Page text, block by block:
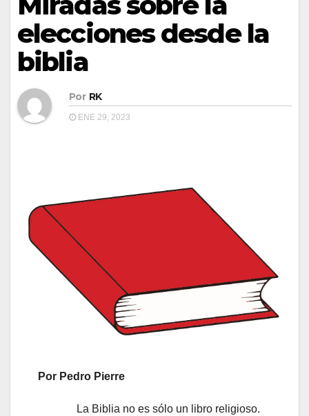
elecciones desde la
biblia
Por RK
ENE 29, 2023
Por Pedro Pierre
La Biblia no es sólo un libro religioso.